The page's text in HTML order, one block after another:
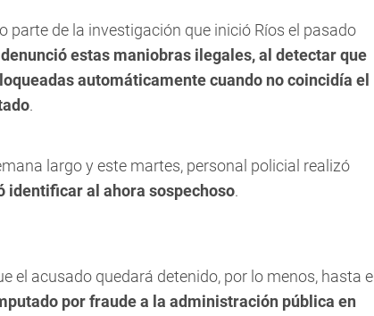
parte de la investigación que inició Ríos el pasado
denunció estas maniobras ilegales, al detectar que
automáticamente cuando no coincidía el
.
largo y este martes, personal policial realizó
identificar al ahora sospechoso.
el acusado quedará detenido, por lo menos, hasta el
por fraude a la administración pública en